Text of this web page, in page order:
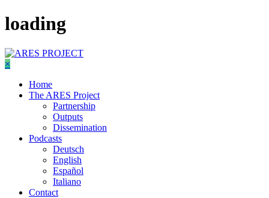
Skip
to
loading
×
Home
The ARES Project
Partnership
Outputs
Dissemination
Podcasts
Deutsch
English
Español
Italiano
Contact